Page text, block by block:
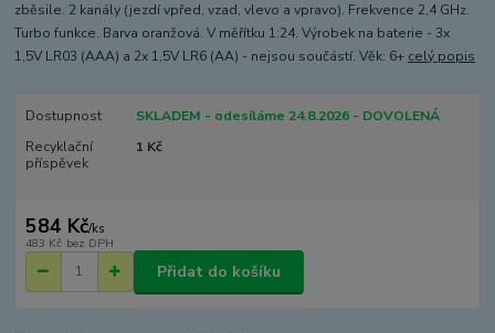
zběsile. 2 kanály (jezdí vpřed, vzad, vlevo a vpravo). Frekvence 2,4 GHz.
Turbo funkce. Barva oranžová. V měřítku 1:24. Výrobek na baterie - 3x
1,5V LR03 (AAA) a 2x 1,5V LR6 (AA) - nejsou součástí. Věk: 6+ celý popis
Dostupnost
SKLADEM - odesíláme 24.8.2026 - DOVOLENÁ
Recyklační
příspěvek
1 Kč
584 Kč/ks
483 Kč bez DPH
Přidat do košíku